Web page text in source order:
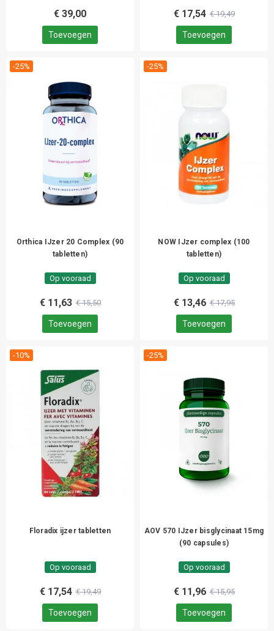
€ 39,00
Toevoegen
€ 17,54 € 19,49
Toevoegen
-25%
Orthica IJzer 20 Complex (90
tabletten)
Op vooraad
€ 11,63 € 15,50
Toevoegen
-25%
NOW IJzer complex (100
tabletten)
Op vooraad
€ 13,46 € 17,95
Toevoegen
-10%
Floradix ijzer tabletten
Op vooraad
€ 17,54 € 19,49
Toevoegen
-25%
AOV 570 IJzer bisglycinaat 15mg
(90 capsules)
Op vooraad
€ 11,96 € 15,95
Toevoegen